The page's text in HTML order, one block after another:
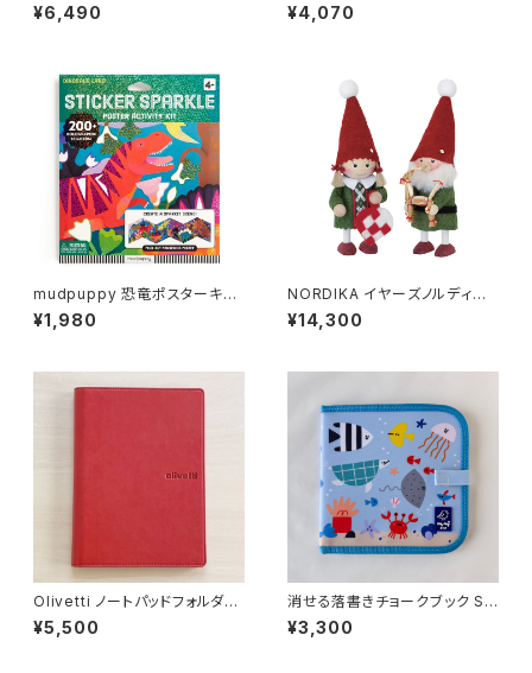
¥6,490 ¥4,070
mudpuppy 恐竜ポスターキッ
ト
¥1,980
NORDIKA イヤーズノルディカ
2024
¥14,300
Olivetti ノートパッドフォルダー
A4
¥5,500
消せる落書きチョークブック Se
a
¥3,300